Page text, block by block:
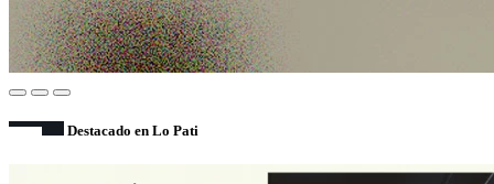
Destacado en Lo Pati